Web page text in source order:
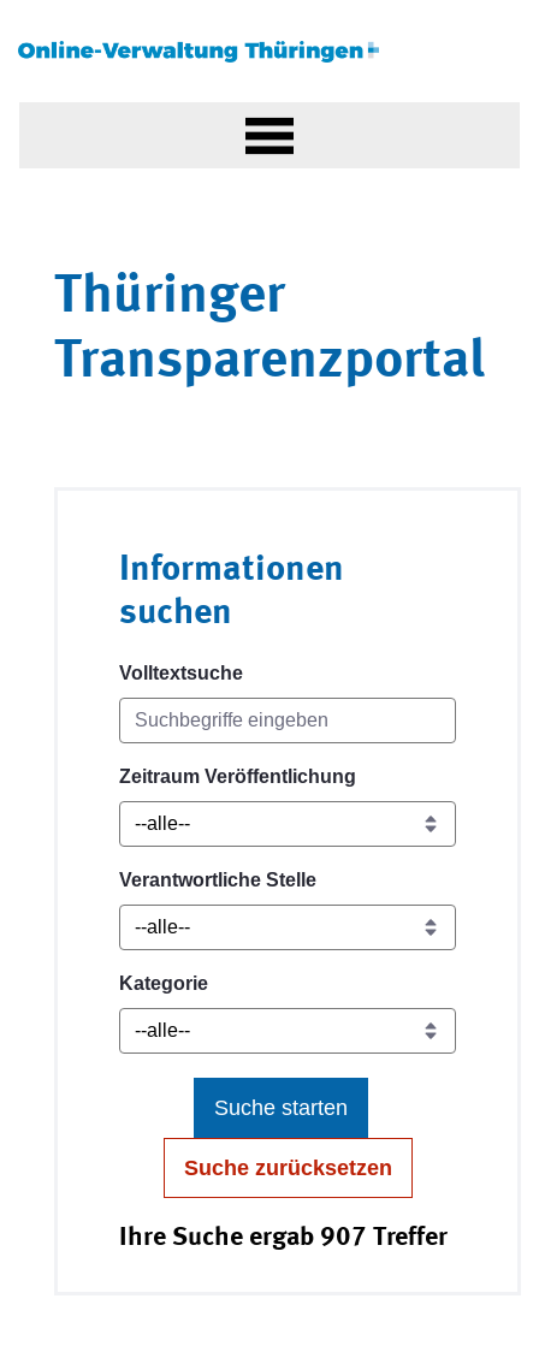
Thüringer
Transparenzportal
Informationen
suchen
Volltextsuche
Zeitraum Veröffentlichung
Verantwortliche Stelle
Kategorie
Suche starten
Suche zurücksetzen
Ihre Suche ergab 907 Treffer